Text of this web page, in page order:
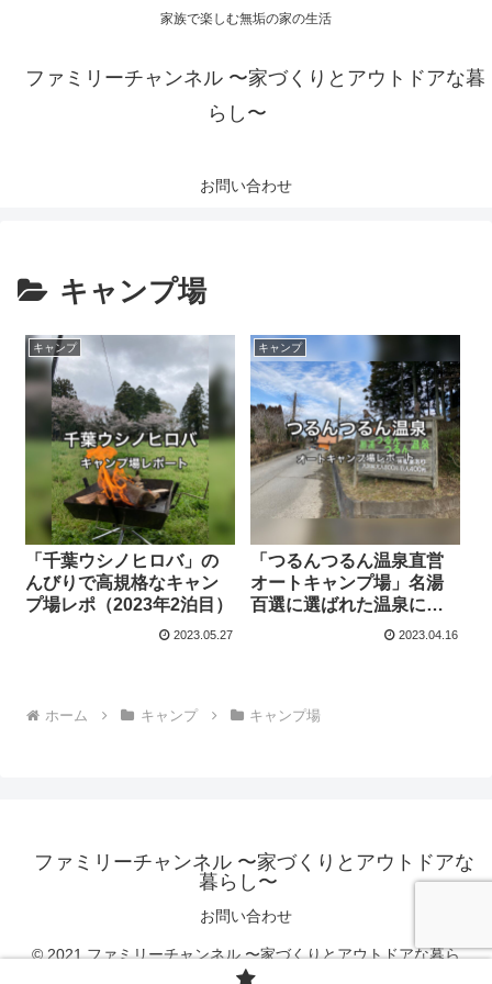
家族で楽しむ無垢の家の生活
ファミリーチャンネル 〜家づくりとアウトドアな暮
らし〜
お問い合わせ
キャンプ場
キャンプ
「千葉ウシノヒロバ」の
んびりで高規格なキャン
プ場レポ（2023年2泊目）
2023.05.27
キャンプ
「つるんつるん温泉直営
オートキャンプ場」名湯
百選に選ばれた温泉に併
設キャンプ場レポ（2023
2023.04.16
ホーム キャンプ キャンプ場
ファミリーチャンネル 〜家づくりとアウトドアな
暮らし〜
お問い合わせ
© 2021 ファミリーチャンネル 〜家づくりとアウトドアな暮ら